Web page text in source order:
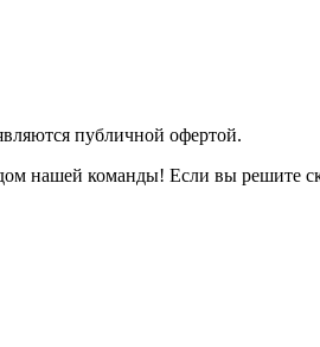
публичной офертой.
нашей команды! Если вы решите